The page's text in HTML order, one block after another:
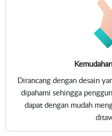
Dirancang dengan desain
dipahami sehingga
dapat dengan mudah